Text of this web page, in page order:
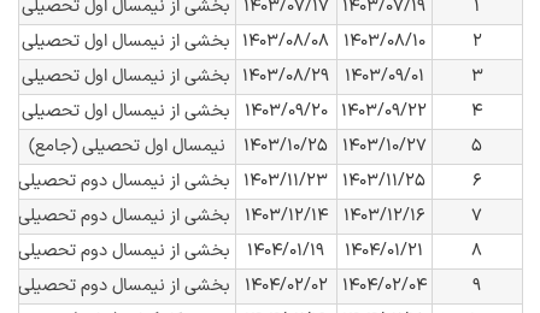
۱ ۱۴۰۳/۰۷/۱۹ ۱۴۰۳/۰۷/۱۷
بخشی از نیمسال اول تحصیلی
۲
۱۴۰۳/۰۸/۱۰ ۱۴۰۳/۰۸/۰۸ بخشی از نیمسال اول تحصیلی
۳
۱۴۰۳/۰۹/۰۱ ۱۴۰۳/۰۸/۲۹ بخشی از نیمسال اول تحصیلی
۴
۱۴۰۳/۰۹/۲۲ ۱۴۰۳/۰۹/۲۰
بخشی از نیمسال اول تحصیلی
۵
۱۴۰۳/۱۰/۲۷ ۱۴۰۳/۱۰/۲۵
نیمسال اول تحصیلی (جامع)
۶
۱۴۰۳/۱۱/۲۵ ۱۴۰۳/۱۱/۲۳
بخشی از نیمسال دوم تحصیلی
۷
۱۴۰۳/۱۲/۱۶ ۱۴۰۳/۱۲/۱۴
بخشی از نیمسال دوم تحصیلی
۸
۱۴۰۴/۰۱/۲۱ ۱۴۰۴/۰۱/۱۹
بخشی از نیمسال دوم تحصیلی
۹
۱۴۰۴/۰۲/۰۴ ۱۴۰۴/۰۲/۰۲
بخشی از نیمسال دوم تحصیلی